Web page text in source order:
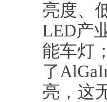
亮度、
LED产
能车灯
了
亮，这